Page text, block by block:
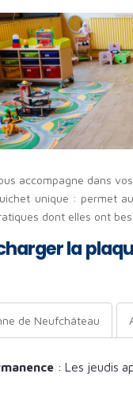
accompagne dans
unique : permet
dont elles ont
la
de Neufchâteau
: Les jeudis